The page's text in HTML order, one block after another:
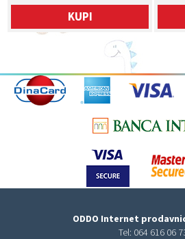
KUPI
ODDO Internet
Tel: 064 616 06